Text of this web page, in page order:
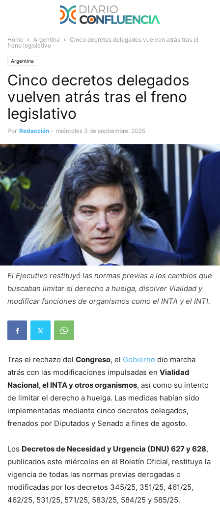
Home Argentina
Cinco decretos delegados vuelven atrás tras el
freno legislativo
Argentina
Cinco decretos delegados
vuelven atrás tras el freno
legislativo
Por Redacción - miércoles 3 de septiembre, 2025
El Ejecutivo restituyó las normas previas a los cambios que
buscaban limitar el derecho a huelga, disolver Vialidad y
modificar funciones de organismos como el INTA y el INTI.
Tras el rechazo del Congreso, el Gobierno dio marcha
atrás con las modificaciones impulsadas en Vialidad
Nacional, el INTA y otros organismos, así como su intento
de limitar el derecho a huelga. Las medidas habían sido
implementadas mediante cinco decretos delegados,
frenados por Diputados y Senado a fines de agosto.
Los Decretos de Necesidad y Urgencia (DNU) 627 y 628,
publicados este miércoles en el Boletín Oficial, restituye la
vigencia de todas las normas previas derogadas o
modificadas por los decretos 345/25, 351/25, 461/25,
462/25, 531/25, 571/25, 583/25, 584/25 y 585/25.